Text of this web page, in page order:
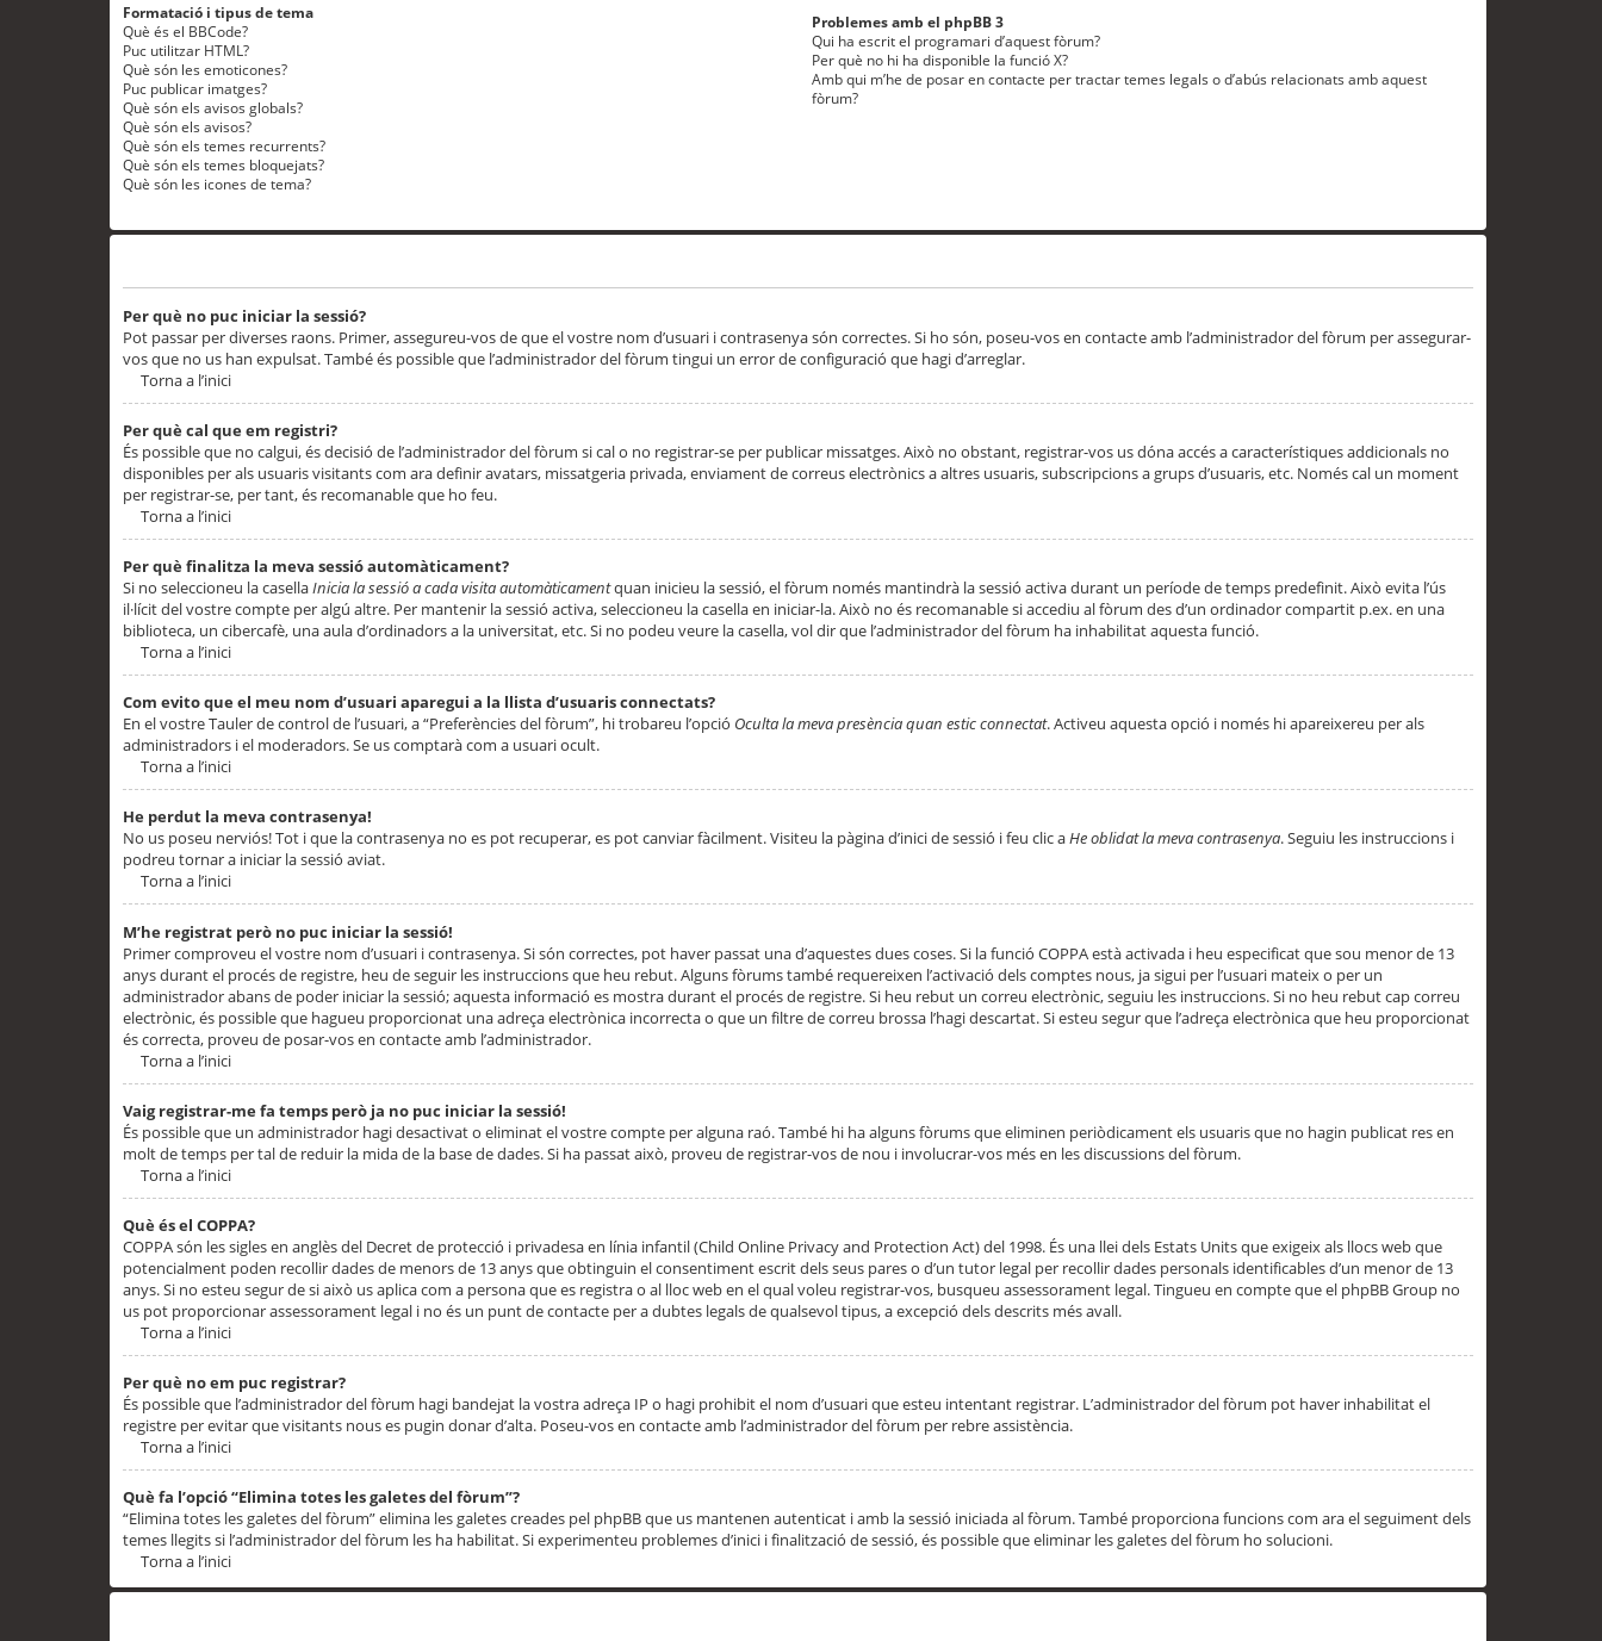
Formatació i tipus de tema
Què és el BBCode?
Puc utilitzar HTML?
Què són les emoticones?
Puc publicar imatges?
Què són els avisos globals?
Què són els avisos?
Què són els temes recurrents?
Què són els temes bloquejats?
Què són les icones de tema?
Problemes amb el phpBB 3
Qui ha escrit el programari d’aquest fòrum?
Per què no hi ha disponible la funció X?
Amb qui m’he de posar en contacte per tractar temes legals o d’abús relacionats amb aquest
fòrum?
Per què no puc iniciar la sessió?
Pot passar per diverses raons. Primer, assegureu-vos de que el vostre nom d’usuari i contrasenya són correctes. Si ho són, poseu-vos en contacte amb l’administrador del fòrum per assegurar-
vos que no us han expulsat. També és possible que l’administrador del fòrum tingui un error de configuració que hagi d’arreglar.
Torna a l’inici
Per què cal que em registri?
És possible que no calgui, és decisió de l’administrador del fòrum si cal o no registrar-se per publicar missatges. Això no obstant, registrar-vos us dóna accés a característiques addicionals no
disponibles per als usuaris visitants com ara definir avatars, missatgeria privada, enviament de correus electrònics a altres usuaris, subscripcions a grups d’usuaris, etc. Només cal un moment
per registrar-se, per tant, és recomanable que ho feu.
Torna a l’inici
Per què finalitza la meva sessió automàticament?
Si no seleccioneu la casellaInicia la sessió a cada visita automàticamentquan inicieu la sessió, el fòrum només mantindrà la sessió activa durant un període de temps predefinit. Això evita l’ús
il·lícit del vostre compte per algú altre. Per mantenir la sessió activa, seleccioneu la casella en iniciar-la. Això no és recomanable si accediu al fòrum des d’un ordinador compartit p.ex. en una
biblioteca, un cibercafè, una aula d’ordinadors a la universitat, etc. Si no podeu veure la casella, vol dir que l’administrador del fòrum ha inhabilitat aquesta funció.
Torna a l’inici
Com evito que el meu nom d’usuari aparegui a la llista d’usuaris connectats?
En el vostre Tauler de control de l’usuari, a “Preferències del fòrum”, hi trobareu l’opció Oculta la meva presència quan estic connectat. Activeu aquesta opció i només hi apareixereu per als
administradors i el moderadors. Se us comptarà com a usuari ocult.
Torna a l’inici
He perdut la meva contrasenya!
No us poseu nerviós! Tot i que la contrasenya no es pot recuperar, es pot canviar fàcilment. Visiteu la pàgina d’inici de sessió i feu clic aHe oblidat la meva contrasenya. Seguiu les instruccions i
podreu tornar a iniciar la sessió aviat.
Torna a l’inici
M’he registrat però no puc iniciar la sessió!
Primer comproveu el vostre nom d’usuari i contrasenya. Si són correctes, pot haver passat una d’aquestes dues coses. Si la funció COPPA està activada i heu especificat que sou menor de 13
anys durant el procés de registre, heu de seguir les instruccions que heu rebut. Alguns fòrums també requereixen l’activació dels comptes nous, ja sigui per l’usuari mateix o per un
administrador abans de poder iniciar la sessió; aquesta informació es mostra durant el procés de registre. Si heu rebut un correu electrònic, seguiu les instruccions. Si no heu rebut cap correu
electrònic, és possible que hagueu proporcionat una adreça electrònica incorrecta o que un filtre de correu brossa l’hagi descartat. Si esteu segur que l’adreça electrònica que heu proporcionat
és correcta, proveu de posar-vos en contacte amb l’administrador.
Torna a l’inici
Vaig registrar-me fa temps però ja no puc iniciar la sessió!
És possible que un administrador hagi desactivat o eliminat el vostre compte per alguna raó. També hi ha alguns fòrums que eliminen periòdicament els usuaris que no hagin publicat res en
molt de temps per tal de reduir la mida de la base de dades. Si ha passat això, proveu de registrar-vos de nou i involucrar-vos més en les discussions del fòrum.
Torna a l’inici
Què és el COPPA?
COPPA són les sigles en anglès del Decret de protecció i privadesa en línia infantil (Child Online Privacy and Protection Act) del 1998. És una llei dels Estats Units que exigeix als llocs web que
potencialment poden recollir dades de menors de 13 anys que obtinguin el consentiment escrit dels seus pares o d’un tutor legal per recollir dades personals identificables d’un menor de 13
anys. Si no esteu segur de si això us aplica com a persona que es registra o al lloc web en el qual voleu registrar-vos, busqueu assessorament legal. Tingueu en compte que el phpBB Group no
us pot proporcionar assessorament legal i no és un punt de contacte per a dubtes legals de qualsevol tipus, a excepció dels descrits més avall.
Torna a l’inici
Per què no em puc registrar?
És possible que l’administrador del fòrum hagi bandejat la vostra adreça IP o hagi prohibit el nom d’usuari que esteu intentant registrar. L’administrador del fòrum pot haver inhabilitat el
registre per evitar que visitants nous es pugin donar d’alta. Poseu-vos en contacte amb l’administrador del fòrum per rebre assistència.
Torna a l’inici
Què fa l’opció “Elimina totes les galetes del fòrum”?
“Elimina totes les galetes del fòrum” elimina les galetes creades pel phpBB que us mantenen autenticat i amb la sessió iniciada al fòrum. També proporciona funcions com ara el seguiment dels
temes llegits si l’administrador del fòrum les ha habilitat. Si experimenteu problemes d’inici i finalització de sessió, és possible que eliminar les galetes del fòrum ho solucioni.
Torna a l’inici